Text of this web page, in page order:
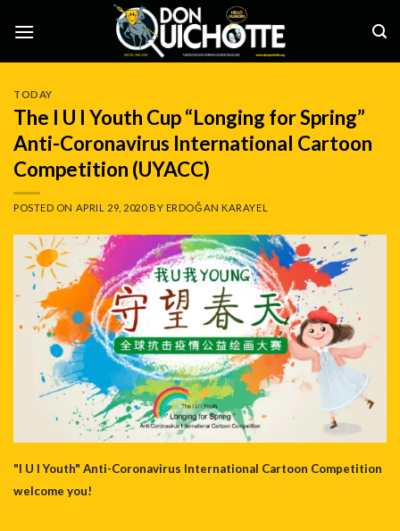
TODAY
The I U I Youth Cup “Longing for Spring”
Anti-Coronavirus International Cartoon
Competition (UYACC)
POSTED ON APRIL 29, 2020BY ERDOĞAN KARAYEL
"I U I Youth" Anti-Coronavirus International Cartoon Competition
welcome you!